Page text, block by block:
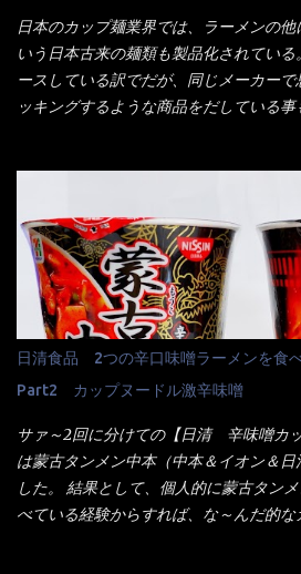
員さんも、アレー？といいながら私が受
消えていった。 タッチパネルのやつ、
のヤロー！ 待つ事暫し・・・10分は越
来ました。 こちらが本日のサラメシ【
く行きましたねぇ～ だからタイ料理屋
いた）が料理に必ず付いてきたもので
スでは・・・それは無いね！残念だ～
プで、タイ料理をどの様に再現して提
だなぁ～ 因みにガパオ＝ホーリーバジ
キンが多く豚や牛もあります。 肉は挽
く、粗挽きの肉になるんです。 それに現
焼きが本来です。 今回はほぼ全熟の目
オタイなのと比べれば薄め？ やっぱり
ズ】が必要だナァ～ 笑 私は、ブリッキ
く...
日本のカップ麺業界では、ラーメンの
いう日本古来の麺類も製品化されてい
ースしている訳でだが、同じメーカー
ッキングするような商品をだしている事
ている訳で何故に敢えて本商品をリリー
格は、緑のたぬきの実売は108円位で、
でした。 殆ど変わらないじゃないか！
メーカーHPから情報を得てみた。 ■原
て居ない物質を赤色） ☆緑のたぬき 油
造)、そば粉、植物油脂、植物性たん白
かやく(小えびてんぷら、 かまぼこ )、
ょうゆ、魚介エキス、たん白加水分解物
脂)／加工でん粉、調味料(アミノ酸等)
ル色素、リン酸塩(Na)、増粘多糖類、レ
ミンE)、クチナシ色素、ベニコウジ色
タミンB1、香辛料抽出物、 カロチン色
日清食品 2つの辛口味噌ラーメンを食
Part2 カップヌードル激辛味噌
サァ～2回に分けての【日清 辛味噌カ
は蒙古タンメン中本（中本＆イオン＆
した。 結果として、個人的に蒙古タン
べている経験からすれば、な～んだ的